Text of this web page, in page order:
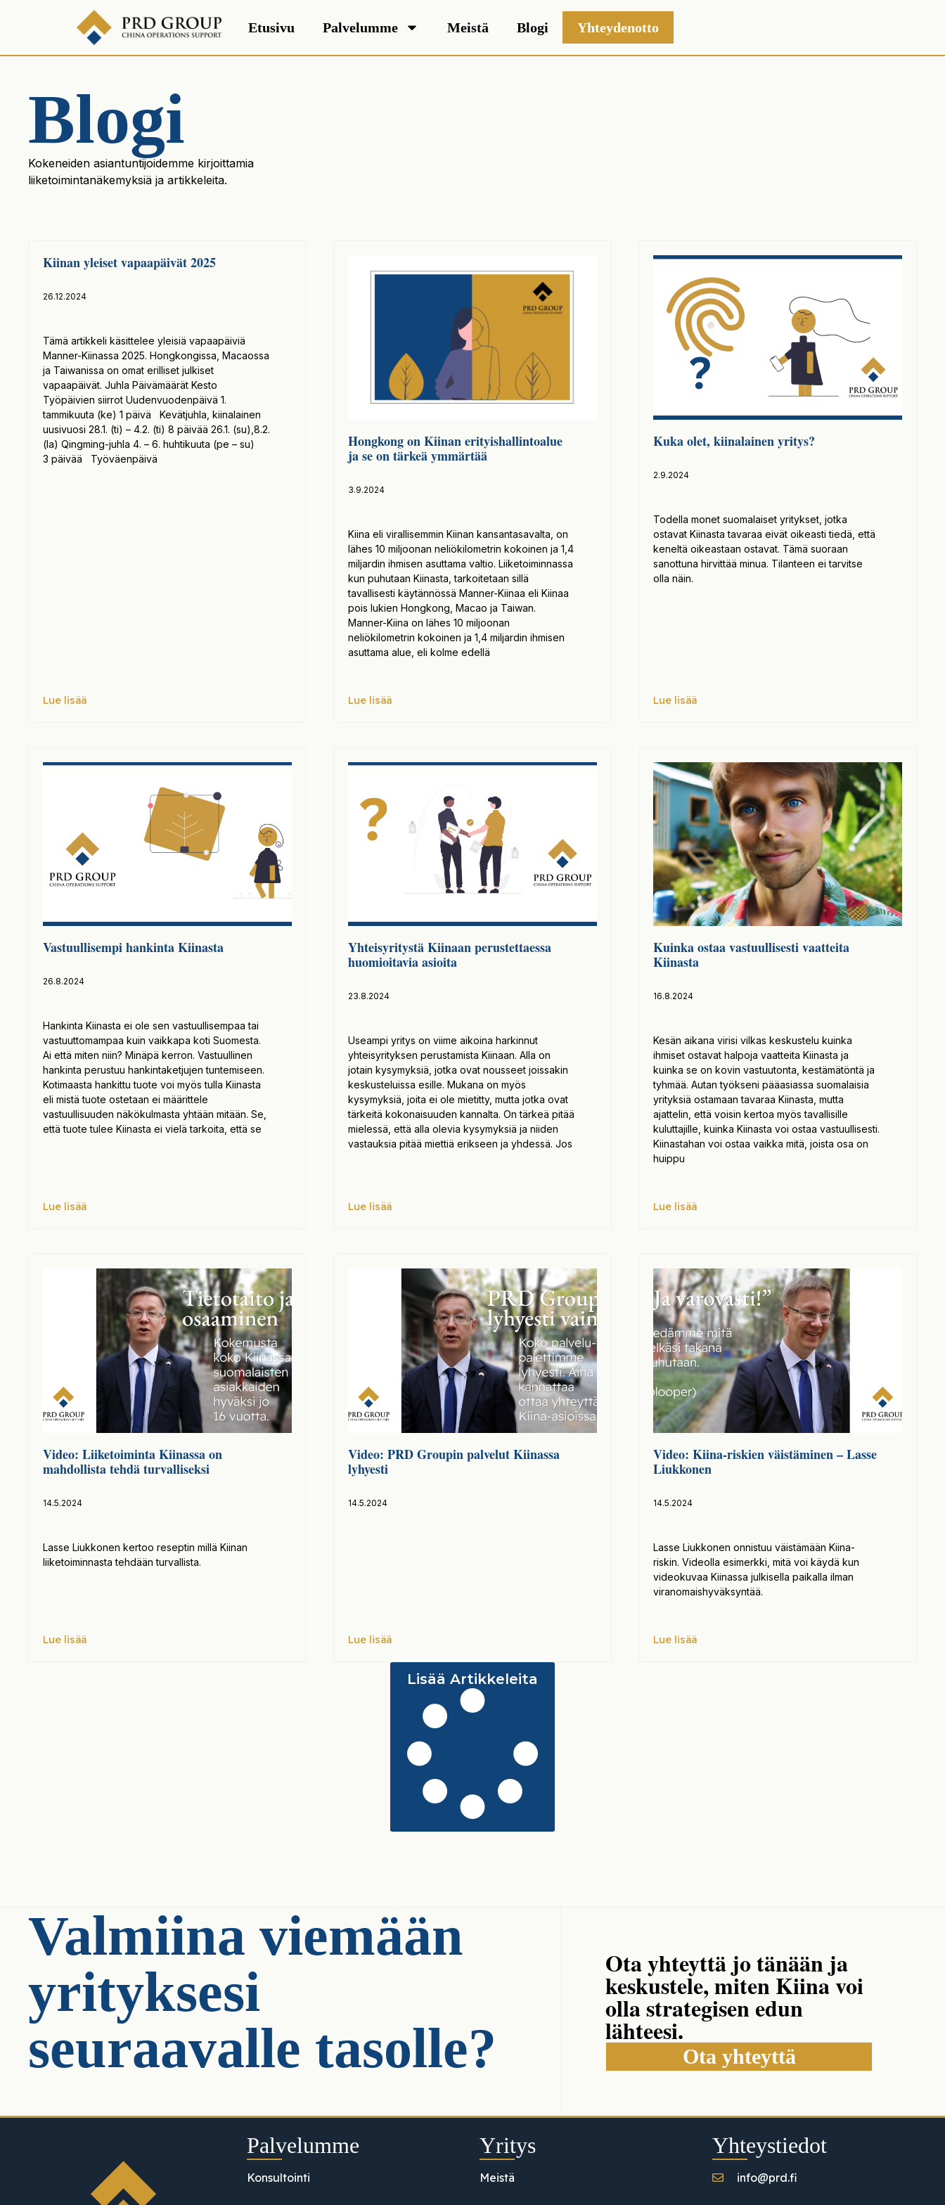
Etusivu Palvelumme Meistä Blogi Yhteydenotto
Blogi
Kokeneiden asiantuntijoidemme kirjoittamia
liiketoimintanäkemyksiä ja artikkeleita.
Kiinan yleiset vapaapäivät 2025
26.12.2024
Tämä artikkeli käsittelee yleisiä vapaapäiviä
Manner-Kiinassa 2025. Hongkongissa, Macaossa
ja Taiwanissa on omat erilliset julkiset
vapaapäivät. Juhla Päivämäärät Kesto
Työpäivien siirrot Uudenvuodenpäivä 1.
tammikuuta (ke) 1 päivä Kevätjuhla, kiinalainen
uusivuosi 28.1. (ti) – 4.2. (ti) 8 päivää 26.1. (su),8.2.
(la) Qingming-juhla 4. – 6. huhtikuuta (pe – su)
3 päivää Työväenpäivä
Lue lisää
Hongkong on Kiinan erityishallintoalue
ja se on tärkeä ymmärtää
3.9.2024
Kiina eli virallisemmin Kiinan kansantasavalta, on
lähes 10 miljoonan neliökilometrin kokoinen ja 1,4
miljardin ihmisen asuttama valtio. Liiketoiminnassa
kun puhutaan Kiinasta, tarkoitetaan sillä
tavallisesti käytännössä Manner-Kiinaa eli Kiinaa
pois lukien Hongkong, Macao ja Taiwan.
Manner-Kiina on lähes 10 miljoonan
neliökilometrin kokoinen ja 1,4 miljardin ihmisen
asuttama alue, eli kolme edellä
Lue lisää
Kuka olet, kiinalainen yritys?
2.9.2024
Todella monet suomalaiset yritykset, jotka
ostavat Kiinasta tavaraa eivät oikeasti tiedä, että
keneltä oikeastaan ostavat. Tämä suoraan
sanottuna hirvittää minua. Tilanteen ei tarvitse
olla näin.
Lue lisää
Vastuullisempi hankinta Kiinasta
26.8.2024
Hankinta Kiinasta ei ole sen vastuullisempaa tai
vastuuttomampaa kuin vaikkapa koti Suomesta.
Ai että miten niin? Minäpä kerron. Vastuullinen
hankinta perustuu hankintaketjujen tuntemiseen.
Kotimaasta hankittu tuote voi myös tulla Kiinasta
eli mistä tuote ostetaan ei määrittele
vastuullisuuden näkökulmasta yhtään mitään. Se,
että tuote tulee Kiinasta ei vielä tarkoita, että se
Lue lisää
Yhteisyritystä Kiinaan perustettaessa
huomioitavia asioita
23.8.2024
Useampi yritys on viime aikoina harkinnut
yhteisyrityksen perustamista Kiinaan. Alla on
jotain kysymyksiä, jotka ovat nousseet joissakin
keskusteluissa esille. Mukana on myös
kysymyksiä, joita ei ole mietitty, mutta jotka ovat
tärkeitä kokonaisuuden kannalta. On tärkeä pitää
mielessä, että alla olevia kysymyksiä ja niiden
vastauksia pitää miettiä erikseen ja yhdessä. Jos
Lue lisää
Kuinka ostaa vastuullisesti vaatteita
Kiinasta
16.8.2024
Kesän aikana virisi vilkas keskustelu kuinka
ihmiset ostavat halpoja vaatteita Kiinasta ja
kuinka se on kovin vastuutonta, kestämätöntä ja
tyhmää. Autan työkseni pääasiassa suomalaisia
yrityksiä ostamaan tavaraa Kiinasta, mutta
ajattelin, että voisin kertoa myös tavallisille
kuluttajille, kuinka Kiinasta voi ostaa vastuullisesti.
Kiinastahan voi ostaa vaikka mitä, joista osa on
huippu
Lue lisää
Video: Liiketoiminta Kiinassa on
mahdollista tehdä turvalliseksi
14.5.2024
Lasse Liukkonen kertoo reseptin millä Kiinan
liiketoiminnasta tehdään turvallista.
Lue lisää
Video: PRD Groupin palvelut Kiinassa
lyhyesti
14.5.2024
Lue lisää
Video: Kiina-riskien väistäminen – Lasse
Liukkonen
14.5.2024
Lasse Liukkonen onnistuu väistämään Kiina-
riskin. Videolla esimerkki, mitä voi käydä kun
videokuvaa Kiinassa julkisella paikalla ilman
viranomaishyväksyntää.
Lue lisää
Lisää Artikkeleita
Valmiina viemään
yrityksesi
seuraavalle tasolle?
Ota yhteyttä jo tänään ja
keskustele, miten Kiina voi
olla strategisen edun
lähteesi.
Ota yhteyttä
Palvelumme
Konsultointi
Yritys
Meistä
Yhteystiedot
info@prd.fi